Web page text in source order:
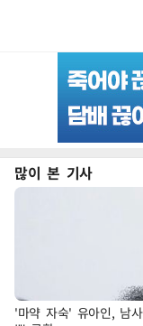
많이 본 기사
'마약 자숙' 유아인, 남